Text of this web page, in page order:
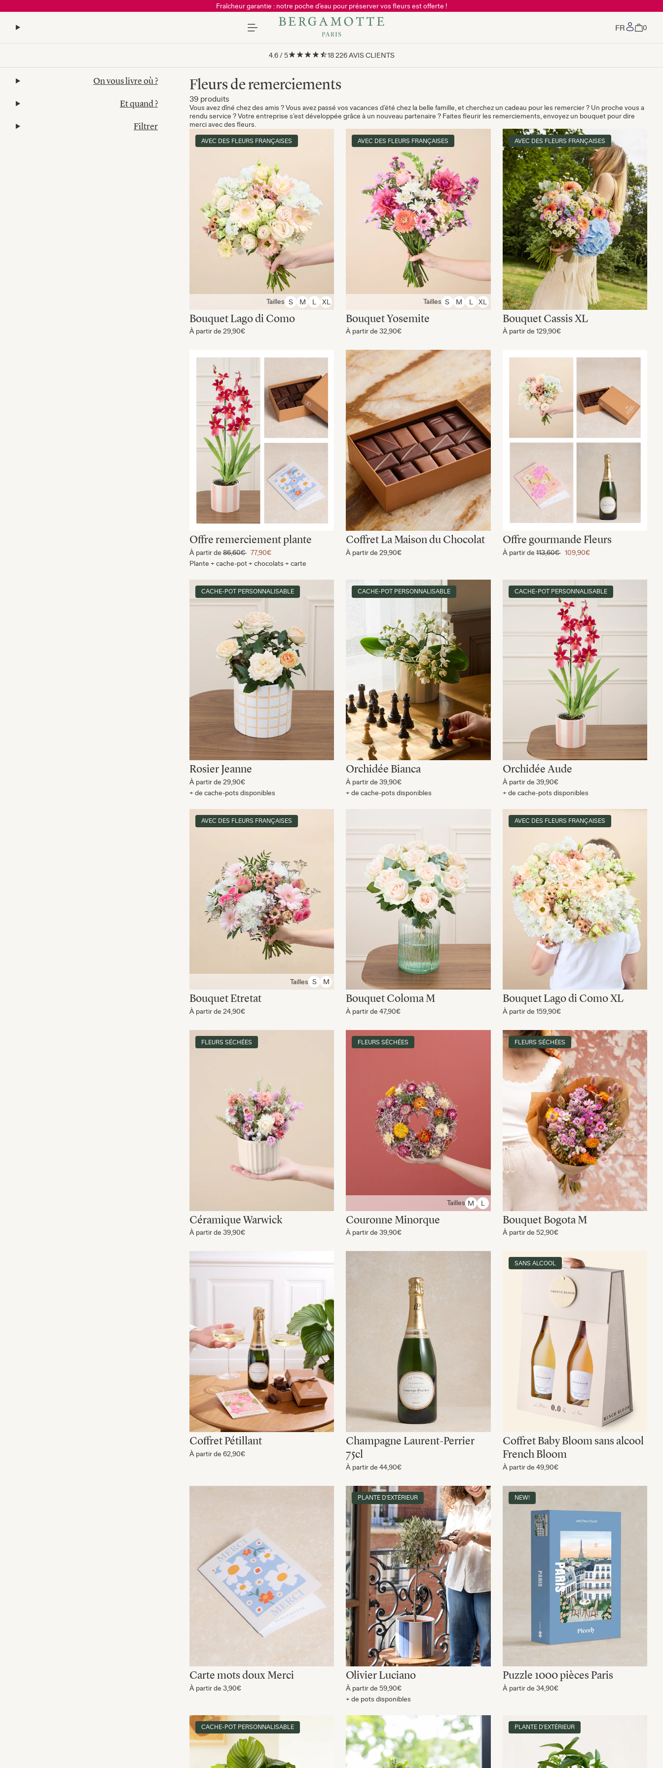
Fraîcheur garantie : notre poche d’eau pour préserver vos fleurs est offerte !
Mon
0
4.6 / 5 18 226AVIS CLIENTS
On vous livre où ?
Et quand ?
Filtrer
Fleurs de remerciements
39 produits
Vous avez dîné chez des amis ? Vous avez passé vos vacances d’été chez la belle famille, et cherchez un cadeau pour les remercier ? Un proche vous a
rendu service ? Votre entreprise s’est développée grâce à un nouveau partenaire ? Faites fleurir les remerciements, envoyez un bouquet pour dire
merci avec des fleurs.
AVEC DES FLEURS FRANÇAISES
Tailles S M L XL
Bouquet Lago di Como
À partir de 29,90€
AVEC DES FLEURS FRANÇAISES
Tailles S M L XL
Bouquet Yosemite
À partir de32,90€
AVEC DES FLEURS FRANÇAISES
Bouquet Cassis XL
À partir de 129,90€
Offre remerciement plante
À partir de 86,60€ 77,90€
Plante + cache-pot + chocolats + carte
Coffret La Maison du Chocolat
À partir de29,90€
Offre gourmande Fleurs
À partir de113,60€ 109,90€
CACHE-POT PERSONNALISABLE
Rosier Jeanne
À partir de 29,90€
+ de cache-pots disponibles
CACHE-POT PERSONNALISABLE
Orchidée Bianca
À partir de39,90€
+ de cache-pots disponibles
CACHE-POT PERSONNALISABLE
Orchidée Aude
À partir de 39,90€
+ de cache-pots disponibles
AVEC DES FLEURS FRANÇAISES
Tailles S M
Bouquet Etretat
À partir de 24,90€
Bouquet Coloma M
À partir de47,90€
AVEC DES FLEURS FRANÇAISES
Bouquet Lago di Como XL
À partir de 159,90€
FLEURS SÉCHÉES
Céramique Warwick
À partir de 39,90€
FLEURS SÉCHÉES
Tailles M L
Couronne Minorque
À partir de39,90€
FLEURS SÉCHÉES
Bouquet Bogota M
À partir de 52,90€
Coffret Pétillant
À partir de 62,90€
Champagne Laurent-Perrier
75cl
À partir de44,90€
SANS ALCOOL
Coffret Baby Bloom sans alcool
French Bloom
À partir de 49,90€
Carte mots doux Merci
À partir de 3,90€
PLANTE D'EXTÉRIEUR
Olivier Luciano
À partir de59,90€
+ de pots disponibles
NEW!
Puzzle 1000 pièces Paris
À partir de 34,90€
CACHE-POT PERSONNALISABLE PLANTE D'EXTÉRIEUR